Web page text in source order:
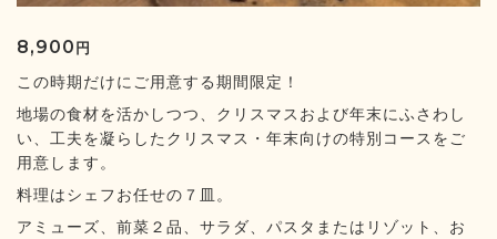
8,900 円
この時期だけにご用意する期間限定！
地場の食材を活かしつつ、クリスマスおよび年末にふさわし
い、工夫を凝らしたクリスマス・年末向けの特別コースをご
用意します。
料理はシェフお任せの７皿。
アミューズ、前菜２品、サラダ、パスタまたはリゾット、お